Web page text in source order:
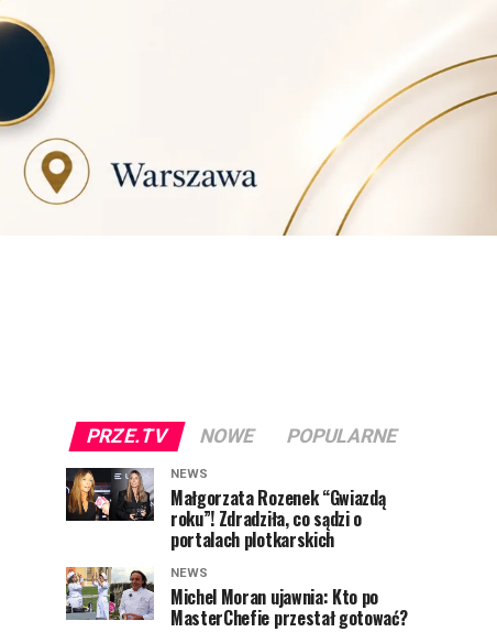
PRZE.TV NOWE POPULARNE
NEWS
Małgorzata Rozenek “Gwiazdą
roku”! Zdradziła, co sądzi o
portalach plotkarskich
NEWS
Michel Moran ujawnia: Kto po
MasterChefie przestał gotować?